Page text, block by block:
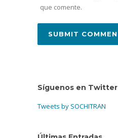
que comente.
Síguenos en Twitter
Tweets by SOCHITRAN